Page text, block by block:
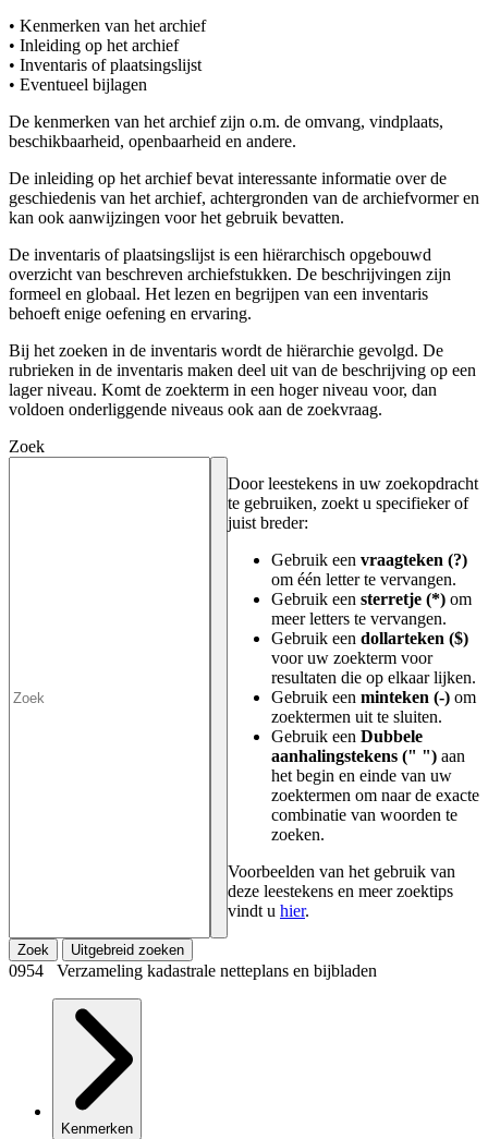
• Kenmerken van het archief
• Inleiding op het archief
• Inventaris of plaatsingslijst
• Eventueel bijlagen
De kenmerken van het archief zijn o.m. de omvang, vindplaats,
beschikbaarheid, openbaarheid en andere.
De inleiding op het archief bevat interessante informatie over de
geschiedenis van het archief, achtergronden van de archiefvormer en
kan ook aanwijzingen voor het gebruik bevatten.
De inventaris of plaatsingslijst is een hiërarchisch opgebouwd
overzicht van beschreven archiefstukken. De beschrijvingen zijn
formeel en globaal. Het lezen en begrijpen van een inventaris
behoeft enige oefening en ervaring.
Bij het zoeken in de inventaris wordt de hiërarchie gevolgd. De
rubrieken in de inventaris maken deel uit van de beschrijving op een
lager niveau. Komt de zoekterm in een hoger niveau voor, dan
voldoen onderliggende niveaus ook aan de zoekvraag.
Zoek
Door leestekens in uw zoekopdracht
te gebruiken, zoekt u specifieker of
juist breder:
Gebruik een vraagteken (?)
om één letter te vervangen.
Gebruik een sterretje (*) om
meer letters te vervangen.
Gebruik een dollarteken ($)
voor uw zoekterm voor
resultaten die op elkaar lijken.
Gebruik een minteken (-) om
zoektermen uit te sluiten.
Gebruik een Dubbele
aanhalingstekens (" ") aan
het begin en einde van uw
zoektermen om naar de exacte
combinatie van woorden te
zoeken.
Voorbeelden van het gebruik van
deze leestekens en meer zoektips
vindt u hier.
Zoek Uitgebreid zoeken
0954 Verzameling kadastrale netteplans en bijbladen
Kenmerken